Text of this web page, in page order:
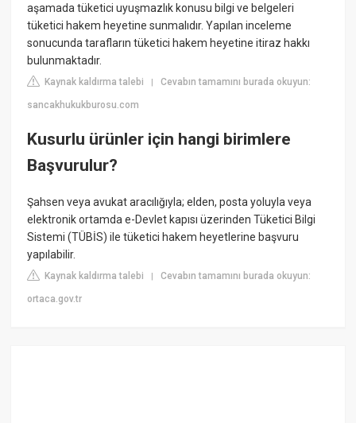
aşamada tüketici uyuşmazlık konusu bilgi ve belgeleri
tüketici hakem heyetine sunmalıdır. Yapılan inceleme
sonucunda tarafların tüketici hakem heyetine itiraz hakkı
bulunmaktadır.
Kaynak kaldırma talebi |Cevabın tamamını burada okuyun:
sancakhukukburosu.com
Kusurlu ürünler için hangi birimlere
Başvurulur?
Şahsen veya avukat aracılığıyla; elden, posta yoluyla veya
elektronik ortamda e-Devlet kapısı üzerinden Tüketici Bilgi
Sistemi (TÜBİS) ile tüketici hakem heyetlerine başvuru
yapılabilir.
Kaynak kaldırma talebi |Cevabın tamamını burada okuyun:
ortaca.gov.tr